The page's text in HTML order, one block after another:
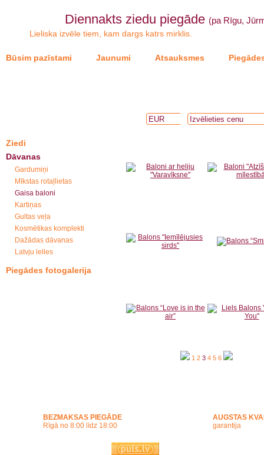
Diennakts ziedu piegāde (pa Rīgu,
Lieliska izvēle tiem, kam dargs katrs mirklis.
Būsim pazīstami Jaunumi Atsauksmes
Ziedi
Dāvanas
Gardumiņi
Mīkstas rotaļlietas
Gaisa baloni
Kartiņas
Gultas veļa
Kosmētikas komplekti
Dažādas dāvanas
Latvju lelles
Piegādes fotogalerija
1 2 3 4 5 6
BEZMAKSAS PIEGĀDE
Rīgā no 8:00 līdz 18:00
AUGSTAS
garantija